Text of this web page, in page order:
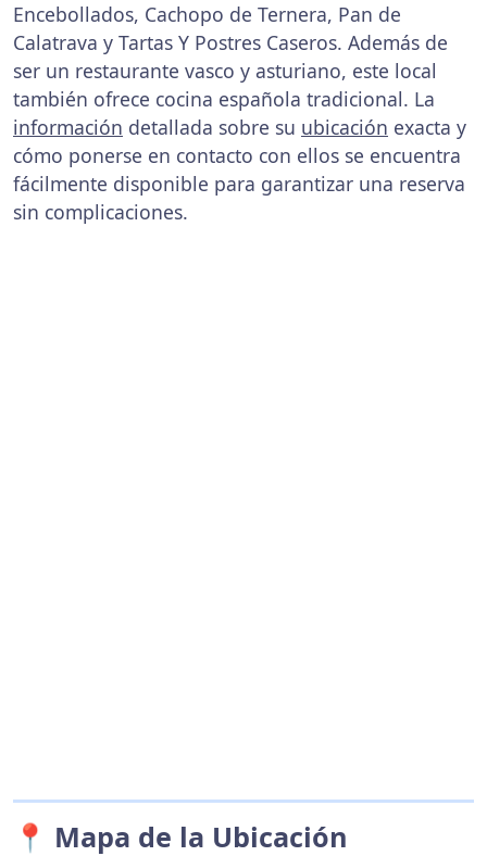
Encebollados, Cachopo de Ternera, Pan de
Calatrava y Tartas Y Postres Caseros. Además de
ser un restaurante vasco y asturiano, este local
también ofrece cocina española tradicional. La
información detallada sobre su ubicación exacta y
cómo ponerse en contacto con ellos se encuentra
fácilmente disponible para garantizar una reserva
sin complicaciones.
📍 Mapa de la Ubicación